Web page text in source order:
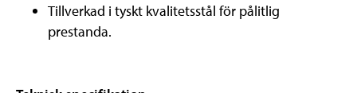
Tillverkad i tyskt kvalitetsstål för pålitlig
prestanda.